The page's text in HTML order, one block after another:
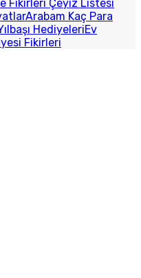
Fikirleri Çeyiz Listesi
Arabam Kaç Para
HediyeleriEv
Fikirleri